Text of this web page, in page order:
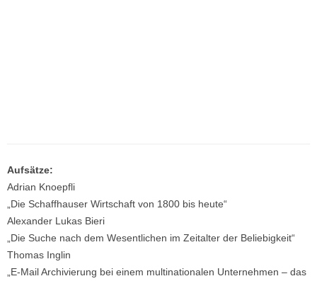
Aufsätze:
Adrian Knoepfli
„Die Schaffhauser Wirtschaft von 1800 bis heute“
Alexander Lukas Bieri
„Die Suche nach dem Wesentlichen im Zeitalter der Beliebigkeit“
Thomas Inglin
„E-Mail Archivierung bei einem multinationalen Unternehmen – das